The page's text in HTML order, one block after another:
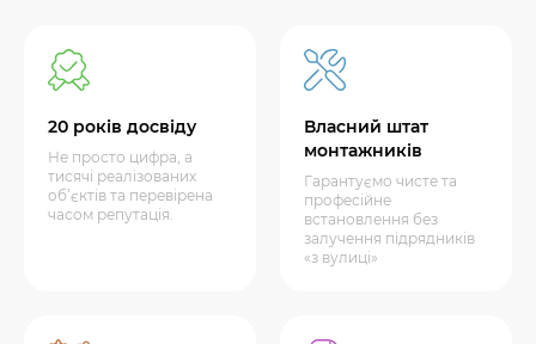
20 років досвіду
Не просто цифра, а
тисячі реалізованих
об’єктів та перевірена
часом репутація.
Власний штат
монтажників
Гарантуємо чисте та
професійне
встановлення без
залучення підрядників
«з вулиці»